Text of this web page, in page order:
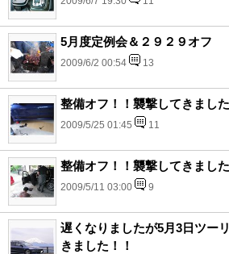
5月度定例会＆２９２９オフ
2009/6/2 00:54 13
整備オフ！！襲撃してきまし
2009/5/25 01:45 11
整備オフ！！襲撃してきました
2009/5/11 03:00 9
遅くなりましたが5月3日ツー
きました！！